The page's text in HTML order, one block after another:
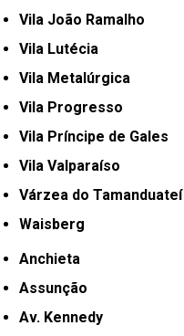
Vila João Ramalho
Vila Lutécia
Vila Metalúrgica
Vila Progresso
Vila Príncipe de Gales
Vila Valparaíso
Várzea do Tamanduateí
Waisberg
Anchieta
Assunção
Av. Kennedy